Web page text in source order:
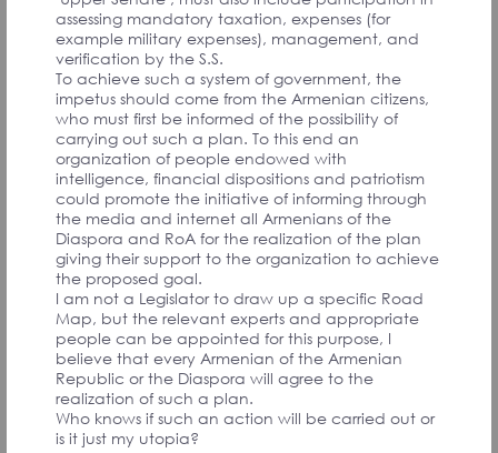
новое и интересное. (Например я знаю врача,
который уже долгие годы время от времени
летает в Армению и делает бесплатные
операции или есть мужчина, который создал
эко кафе, где он спасает диких животных и
ухаживает за ними и т.д) Другая передача
может быть о тех, кто во время войны и после
организовал и оказал огромную помощь и т.д.
К сожалению в последнее время часто слышу
от наших соотечественников следующую фразу
- раньше с гордостью заявлял, что армянин
(армянка), а сейчас стесняюсь и скрываю. С
помощью этих передач, хочется повлиять на
несколько аспектов - показывая наших героев,
вернуть людям гордость за своё
происхождение. Укрепить связь между
Арменией и диаспорой за счёт рассказов, чем
мы славимся и занимаемся за пределами
нашей Родины. За счёт информационного поля
помочь героям передачи привлечь
единомышленников, клиентов, потребителей
или партнёров. Вдохновить молодёжь на
assessing mandatory taxation, expenses (for
example military expenses), management, and
verification by the S.S.
To achieve such a system of government, the
impetus should come from the Armenian citizens,
who must first be informed of the possibility of
carrying out such a plan. To this end an
organization of people endowed with
intelligence, financial dispositions and patriotism
could promote the initiative of informing through
the media and internet all Armenians of the
Diaspora and RoA for the realization of the plan
giving their support to the organization to achieve
the proposed goal.
I am not a Legislator to draw up a specific Road
Map, but the relevant experts and appropriate
people can be appointed for this purpose, I
believe that every Armenian of the Armenian
Republic or the Diaspora will agree to the
realization of such a plan.
Who knows if such an action will be carried out or
is it just my utopia?